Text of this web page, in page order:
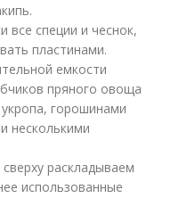
все специи и чеснок,
пластинами.
емкости
пряного овоща
горошинами
несколькими
раскладываем
использованные